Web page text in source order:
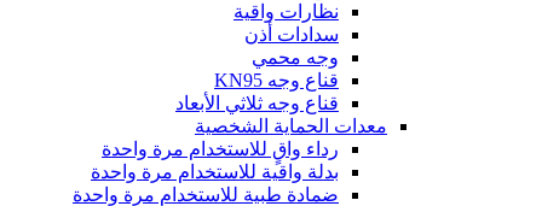
نظارات واقية
سدادات أذن
وجه محمي
قناع وجه KN95
قناع وجه ثلاثي الأبعاد
معدات الحماية الشخصية
رداء واقٍ للاستخدام مرة واحدة
بدلة واقية للاستخدام مرة واحدة
ضمادة طبية للاستخدام مرة واحدة